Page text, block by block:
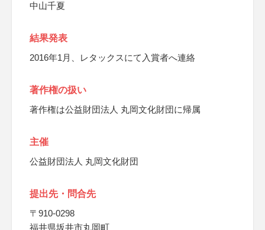
中山千夏
結果発表
2016年1月、レタックスにて入賞者へ連絡
著作権の扱い
著作権は公益財団法人 丸岡文化財団に帰属
主催
公益財団法人 丸岡文化財団
提出先・問合先
〒910-0298
福井県坂井市丸岡町